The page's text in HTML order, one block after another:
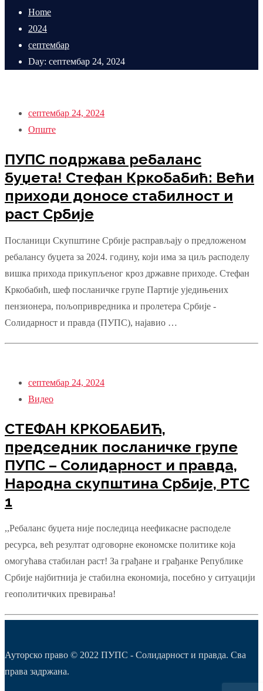
Home
2024
септембар
Day: септембар 24, 2024
септембар 24, 2024
Опште
ПУПС подржава ребаланс
буџета! Стефан Кркобабић: Већи
приходи доносе стабилност и
раст Србије
Посланици Скупштине Србије расправљају о предложеном
ребалансу буџета за 2024. годину, који има за циљ расподелу
вишка прихода прикупљеног кроз државне приходе. Стефан
Кркобабић, шеф посланичке групе Партије уједињених
пензионера, пољопривредника и пролетера Србије -
Солидарност и правда (ПУПС), најавио …
септембар 24, 2024
Видео
СТЕФАН КРКОБАБИЋ,
председник посланичке групе
ПУПС – Солидарност и правда,
Народна скупштина Србије, РТС
1
,,Ребаланс буџета није последица неефикасне расподеле
ресурса, већ резултат одговорне економске политике која
омогућава стабилан раст! За грађане и грађанке Републике
Србије најбитнија је стабилна економија, посебно у ситуацији
геополитичких превирања!
Ауторско право © 2022 ПУПС - Солидарност и правда. Сва
права задржана.